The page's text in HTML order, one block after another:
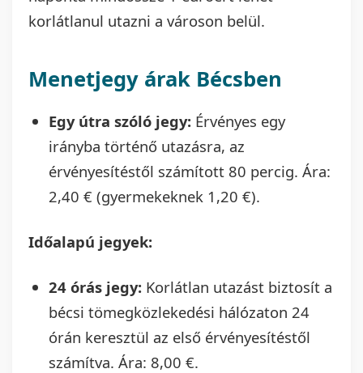
korlátlanul utazni a városon belül.
Menetjegy árak Bécsben
Egy útra szóló jegy: Érvényes egy
irányba történő utazásra, az
érvényesítéstől számított 80 percig. Ára:
2,40 € (gyermekeknek 1,20 €).
Időalapú jegyek:
24 órás jegy: Korlátlan utazást biztosít a
bécsi tömegközlekedési hálózaton 24
órán keresztül az első érvényesítéstől
számítva. Ára: 8,00 €.